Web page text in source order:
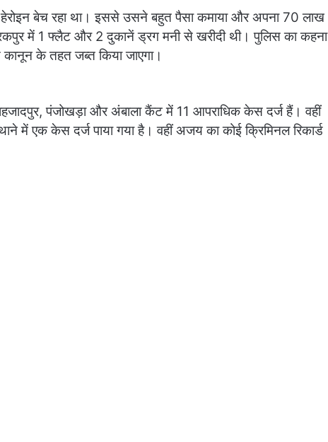
बेच रहा था। इससे उसने बहुत पैसा कमाया और अपना 70 लाख
में 1 फ्लैट और 2 दुकानें ड्रग मनी से खरीदी थी। पुलिस का कहना
कानून के तहत जब्त किया जाएगा।
पंजोखड़ा और अंबाला कैंट में 11 आपराधिक केस दर्ज हैं। वहीं
एक केस दर्ज पाया गया है। वहीं अजय का कोई क्रिमिनल रिकार्ड
मानसून में बिजली से रहें सतर्क, CPDL ने